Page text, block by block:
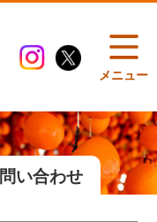
メニュー
い合わせ